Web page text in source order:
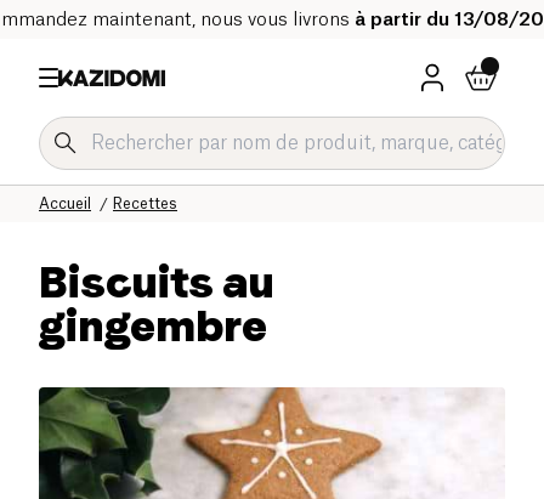
maintenant, nous vous livrons à partir du 13/08/
Recettes
Accueil
Biscuits au
gingembre